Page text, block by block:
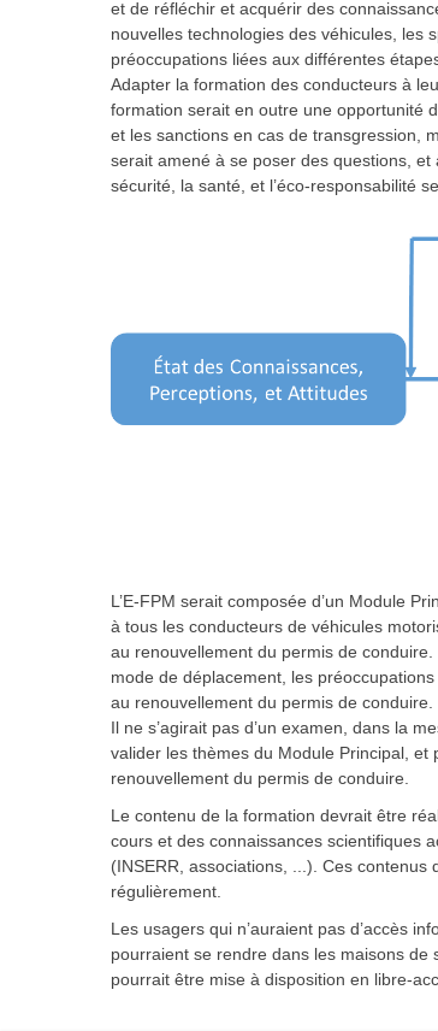
et de réfléchir et acquérir des
nouvelles technologies des véhicules, les
préoccupations liées aux différentes
Adapter la formation des conducteurs à
formation serait en outre une opportunité
et les sanctions en cas de transgression,
serait amené à se poser des questions,
sécurité, la santé, et l’éco-responsabilité
L’E-FPM serait composée d’un Module
à tous les conducteurs de véhicules
au renouvellement du permis de
mode de déplacement, les
au renouvellement du permis de conduire.
Il ne s’agirait pas d’un examen, dans la
valider les thèmes du Module Principal,
renouvellement du permis de conduire.
Le contenu de la formation devrait être
cours et des connaissances scientifiques
(INSERR, associations, ...). Ces
régulièrement.
Les usagers qui n’auraient pas d’accès
pourraient se rendre dans les maisons de
pourrait être mise à disposition en libre-